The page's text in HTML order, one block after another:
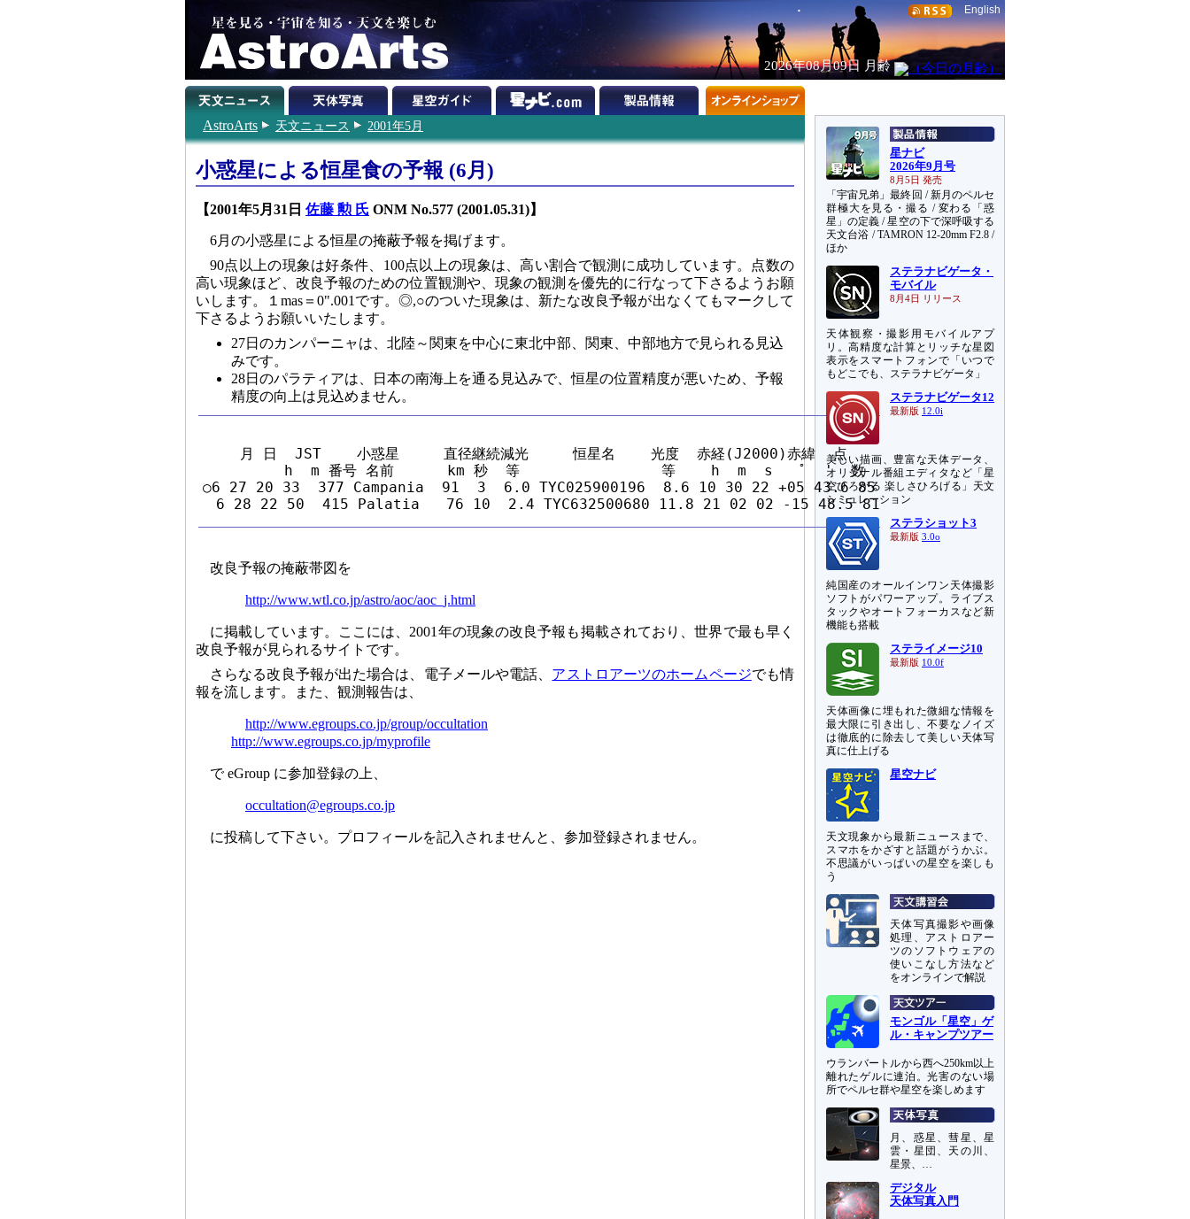
English
2026年08月09日 月齢
AstroArts 天文ニュース 2001年5月
小惑星による恒星食の予報 (6月)
【2001年5月31日 佐藤 勲 氏 ONM No.577 (2001.05.31)】
6月の小惑星による恒星の掩蔽予報を掲げます。
90点以上の現象は好条件、100点以上の現象は、高い割合で観測に成功しています。点数の
高い現象ほど、改良予報のための位置観測や、現象の観測を優先的に行なって下さるようお願
いします。１mas＝0".001です。◎,○のついた現象は、新たな改良予報が出なくてもマークして
下さるようお願いいたします。
27日のカンパーニャは、北陸～関東を中心に東北中部、関東、中部地方で見られる見込
みです。
28日のパラティアは、日本の南海上を通る見込みで、恒星の位置精度が悪いため、予報
精度の向上は見込めません。
月 日  JST    小惑星     直径継続減光     恒星名    光度  赤経(J2000)赤緯  点
        h  m 番号 名前      km 秒  等                等    h  m  s   ﾟ  '  数
○6 27 20 33  377 Campania  91  3  6.0 TYC025900196  8.6 10 30 22 +05 43.6 85
  6 28 22 50  415 Palatia   76 10  2.4 TYC632500680 11.8 21 02 02 -15 48.5 81
改良予報の掩蔽帯図を
http://www.wtl.co.jp/astro/aoc/aoc_j.html
に掲載しています。ここには、2001年の現象の改良予報も掲載されており、世界で最も早く
改良予報が見られるサイトです。
さらなる改良予報が出た場合は、電子メールや電話、 アストロアーツのホームページでも情
報を流します。また、観測報告は、
http://www.egroups.co.jp/group/occultation
http://www.egroups.co.jp/myprofile
で eGroup に参加登録の上、
occultation@egroups.co.jp
に投稿して下さい。プロフィールを記入されませんと、参加登録されません。
星ナビ
2026年9月号
8月5日 発売
「宇宙兄弟」最終回 / 新月のペルセ
群極大を見る・撮る / 変わる「惑
星」の定義 / 星空の下で深呼吸する
天文台浴 / TAMRON 12-20mm F2.8 /
ほか
ステラナビゲータ・
モバイル
8月4日 リリース
天体観察・撮影用モバイルアプ
リ。高精度な計算とリッチな星図
表示をスマートフォンで「いつで
もどこでも、ステラナビゲータ」
ステラナビゲータ12
最新版 12.0i
美しい描画、豊富な天体データ、
オリジナル番組エディタなど「星
空ひろがる 楽しさひろげる」天文
シミュレーション
ステラショット3
最新版 3.0o
純国産のオールインワン天体撮影
ソフトがパワーアップ。ライブス
タックやオートフォーカスなど新
機能も搭載
ステライメージ10
最新版 10.0f
天体画像に埋もれた微細な情報を
最大限に引き出し、不要なノイズ
は徹底的に除去して美しい天体写
真に仕上げる
星空ナビ
天文現象から最新ニュースまで、
スマホをかざすと話題がうかぶ。
不思議がいっぱいの星空を楽しも
う
天体写真撮影や画像
処理、アストロアー
ツのソフトウェアの
使いこなし方法など
をオンラインで解説
モンゴル「星空」ゲ
ル・キャンプツアー
ウランバートルから西へ250km以上
離れたゲルに連泊。光害のない場
所でペルセ群や星空を楽しめます
月、惑星、彗星、星
雲・星団、天の川、
星景、…
デジタル
天体写真入門